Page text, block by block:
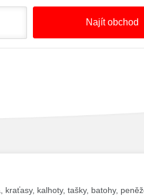
Najít obchod
kalhoty, tašky, batohy,